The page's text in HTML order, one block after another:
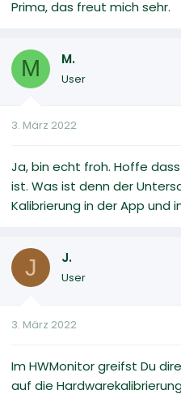
Prima, das freut mich sehr.
M M.
User
3. März 2022
Ja, bin echt froh. Hoffe
ist. Was ist denn der
Kalibrierung in der App und
J J.
User
3. März 2022
Im HWMonitor greifst Du
auf die